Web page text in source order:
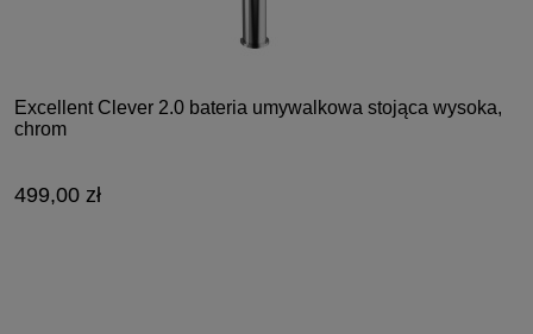
Excellent Clever 2.0 bateria umywalkowa stojąca wysoka,
chrom
499,00 zł